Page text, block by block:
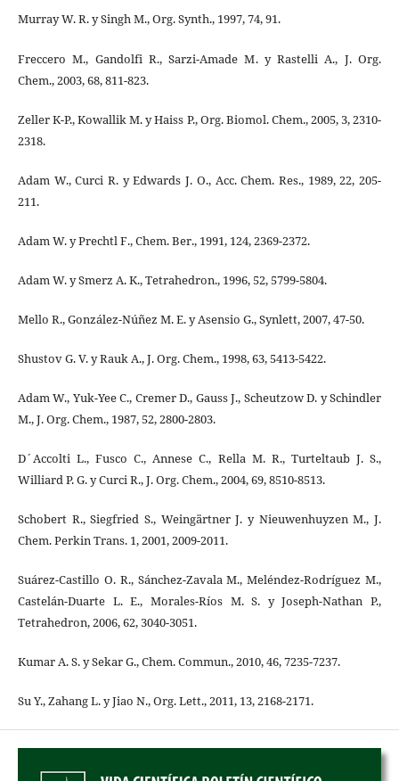
Murray W. R. y Singh M., Org. Synth., 1997, 74, 91.
Freccero M., Gandolfi R., Sarzi-Amade M. y Rastelli A., J. Org.
Chem., 2003, 68, 811-823.
Zeller K-P., Kowallik M. y Haiss P., Org. Biomol. Chem., 2005, 3, 2310-
2318.
Adam W., Curci R. y Edwards J. O., Acc. Chem. Res., 1989, 22, 205-
211.
Adam W. y Prechtl F., Chem. Ber., 1991, 124, 2369-2372.
Adam W. y Smerz A. K., Tetrahedron., 1996, 52, 5799-5804.
Mello R., González-Núñez M. E. y Asensio G., Synlett, 2007, 47-50.
Shustov G. V. y Rauk A., J. Org. Chem., 1998, 63, 5413-5422.
Adam W., Yuk-Yee C., Cremer D., Gauss J., Scheutzow D. y Schindler
M., J. Org. Chem., 1987, 52, 2800-2803.
D´Accolti L., Fusco C., Annese C., Rella M. R., Turteltaub J. S.,
Williard P. G. y Curci R., J. Org. Chem., 2004, 69, 8510-8513.
Schobert R., Siegfried S., Weingärtner J. y Nieuwenhuyzen M., J.
Chem. Perkin Trans. 1, 2001, 2009-2011.
Suárez-Castillo O. R., Sánchez-Zavala M., Meléndez-Rodríguez M.,
Castelán-Duarte L. E., Morales-Ríos M. S. y Joseph-Nathan P.,
Tetrahedron, 2006, 62, 3040-3051.
Kumar A. S. y Sekar G., Chem. Commun., 2010, 46, 7235-7237.
Su Y., Zahang L. y Jiao N., Org. Lett., 2011, 13, 2168-2171.